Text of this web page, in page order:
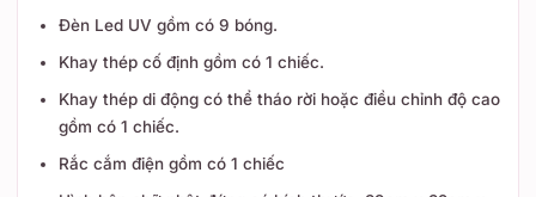
Đèn Led UV gồm có 9 bóng.
Khay thép cố định gồm có 1 chiếc.
Khay thép di động có thể tháo rời hoặc điều chỉnh độ cao
gồm có 1 chiếc.
Rắc cắm điện gồm có 1 chiếc